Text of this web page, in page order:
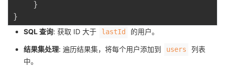
}
}
SQL 查询: 获取 ID 大于 lastId 的用户。
结果集处理: 遍历结果集，将每个用户添加到 users
列表
中。